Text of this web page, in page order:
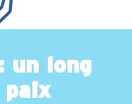
un long
paix